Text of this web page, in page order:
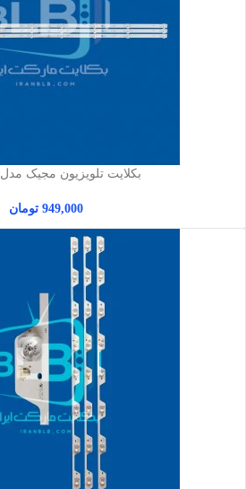
بکلایت تلویزیون مجیک مدل 43D1500
949,000 تومان